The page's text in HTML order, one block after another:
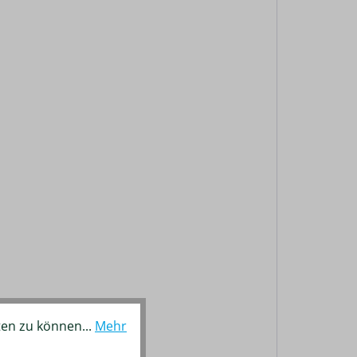
zu können... Mehr